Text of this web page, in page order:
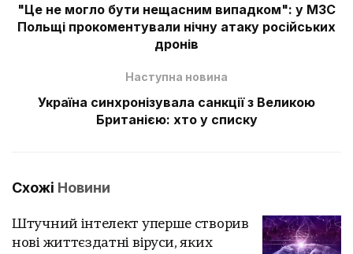
"Це не могло бути нещасним випадком": у МЗС
Польщі прокоментували нічну атаку російських
дронів
Наступна новина
Україна синхронізувала санкції з Великою
Британією: хто у списку
Схожі Новини
Штучний інтелект уперше створив
нові життєздатні віруси, яких